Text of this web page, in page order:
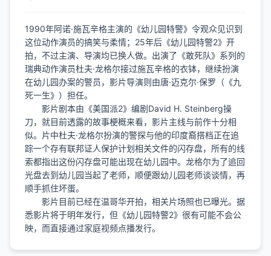
1990年阿诺·施瓦辛格主演的《幼儿园特警》令观众见识到
这位动作演员的搞笑与柔情；25年后《幼儿园特警2》开
拍，不过主演、导演均已换人做。出演了《敢死队》系列的
瑞典动作演员杜夫·龙格尔接过施瓦辛格的衣钵，继续扮演
在幼儿园办案的警员，影片导演则由唐·迈克尔·保罗（《九
死一生》）担任。
影片剧本由《美国派2》编剧David H. Steinberg操
刀，就目前透露的故事梗概来看，影片主线与前作十分相
似。片中杜夫·龙格尔扮演的警探与他的印度裔搭档正在追
踪一个存有联邦证人保护计划相关文件的闪存盘，所有的线
索都指出这份闪存盘可能出现在幼儿园中。龙格尔为了追回
光盘去到幼儿园当起了老师，顺便跟幼儿园老师谈谈情，再
顺手抓住坏蛋。
影片目前已经在温哥华开拍，相关片场照也已曝光。据
悉影片将于明年发行，但《幼儿园特警2》很有可能不会公
映，而直接通过家庭视频点播发行。